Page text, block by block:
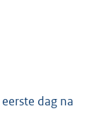
dag na